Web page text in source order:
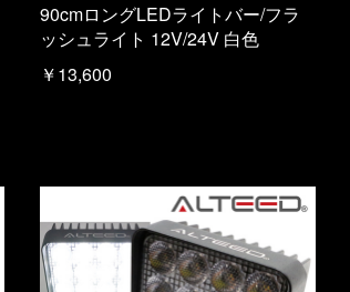
90cmロングLEDライトバー/フラ
ッシュライト 12V/24V 白色
￥13,600